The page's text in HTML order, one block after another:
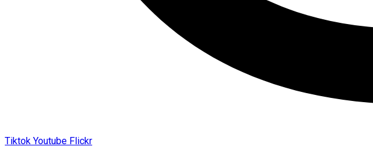
Tiktok Youtube Flickr